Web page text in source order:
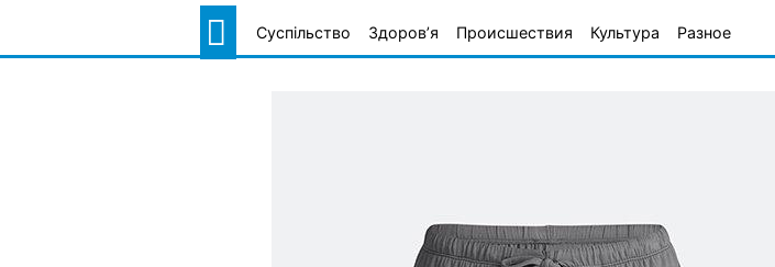
Суспільство Здоров’я Происшествия Культура Разное